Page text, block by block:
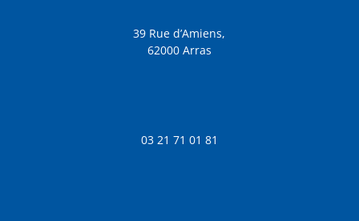
39 Rue d’Amiens,
62000 Arras
03 21 71 01 81